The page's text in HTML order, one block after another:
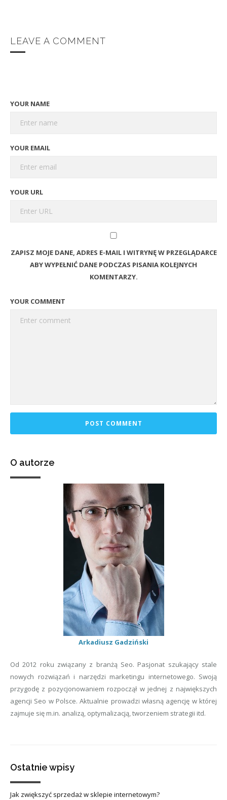
LEAVE A COMMENT
YOUR NAME
YOUR EMAIL
YOUR URL
ZAPISZ MOJE DANE, ADRES E-MAIL I WITRYNĘ W PRZEGLĄDARCE
ABY WYPEŁNIĆ DANE PODCZAS PISANIA KOLEJNYCH
KOMENTARZY.
YOUR COMMENT
O autorze
Arkadiusz Gadziński
Od 2012 roku związany z branżą Seo. Pasjonat szukający stale
nowych rozwiązań i narzędzi marketingu internetowego. Swoją
przygodę z pozycjonowaniem rozpoczął w jednej z największych
agencji Seo w Polsce. Aktualnie prowadzi własną agencję w której
zajmuje się m.in. analizą, optymalizacją, tworzeniem strategii itd.
Ostatnie wpisy
Jak zwiększyć sprzedaż w sklepie internetowym?